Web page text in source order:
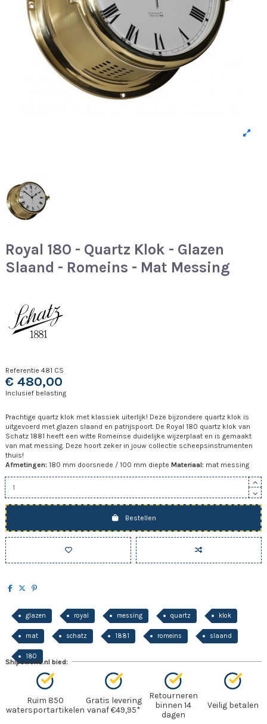
Royal 180 - Quartz Klok - Glazen
Slaand - Romeins - Mat Messing
Referentie 481 CS
€ 480,00
Inclusief belasting
Prachtige quartz klok met klassiek uiterlijk! Deze bijzondere quartz klok is
uitgevoerd met glazen slaand en patrijspoort. De Royal 180 quartz klok van
Schatz 1881 heeft een witte Romeinse duidelijke wijzerplaat en is gemaakt
van mat messing. Deze hoort zeker in jouw collectie scheepsinstrumenten
thuis!
Afmetingen: 180 mm doorsnede / 100 mm diepte Materiaal: mat messing
Bestellen
glazen royal messing quartz klok
mat schatz 1881 romeins slaand
180
Shipsworld.nl bied:
Ruim 850
watersportartikelen
Gratis levering
vanaf €49,95*
Retourneren
binnen 14
dagen
Veilig betalen